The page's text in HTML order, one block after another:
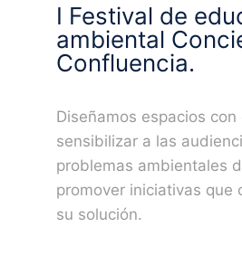
I Festival de
ambiental
Confluencia.
Diseñamos espacios con
sensibilizar a las
problemas ambientales
promover iniciativas que
su solución.